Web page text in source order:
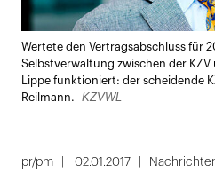
Wertete den Vertragsabschluss für
Selbstverwaltung zwischen der KZV
Lippe funktioniert: der scheidende
Reilmann.
KZVWL
pr/pm 02.01.2017